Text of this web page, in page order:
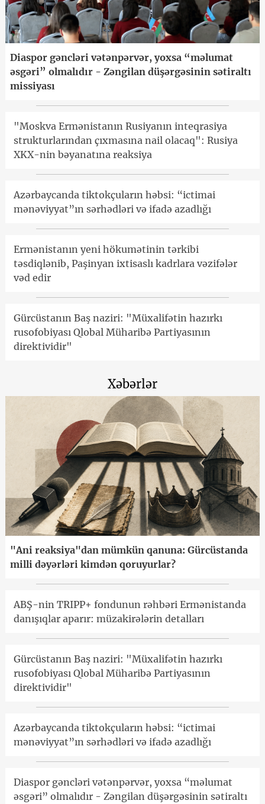
Diaspor gəncləri vətənpərvər, yoxsa “məlumat
əsgəri” olmalıdır - Zəngilan düşərgəsinin sətiraltı
missiyası
"Moskva Ermənistanın Rusiyanın inteqrasiya
strukturlarından çıxmasına nail olacaq": Rusiya
XKX-nin bəyanatına reaksiya
Azərbaycanda tiktokçuların həbsi: “ictimai
mənəviyyat”ın sərhədləri və ifadə azadlığı
Ermənistanın yeni hökumətinin tərkibi
təsdiqlənib, Paşinyan ixtisaslı kadrlara vəzifələr
vəd edir
Gürcüstanın Baş naziri: "Müxalifətin hazırkı
rusofobiyası Qlobal Müharibə Partiyasının
direktividir"
Xəbərlər
"Ani reaksiya"dan mümkün qanuna: Gürcüstanda
milli dəyərləri kimdən qoruyurlar?
ABŞ-nin TRIPP+ fondunun rəhbəri Ermənistanda
danışıqlar aparır: müzakirələrin detalları
Gürcüstanın Baş naziri: "Müxalifətin hazırkı
rusofobiyası Qlobal Müharibə Partiyasının
direktividir"
Azərbaycanda tiktokçuların həbsi: “ictimai
mənəviyyat”ın sərhədləri və ifadə azadlığı
Diaspor gəncləri vətənpərvər, yoxsa “məlumat
əsgəri” olmalıdır - Zəngilan düşərgəsinin sətiraltı